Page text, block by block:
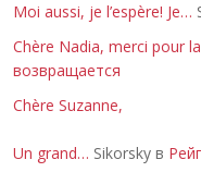
Moi aussi, je l’espère! Je…
Chère Nadia, merci pour
возвращается
Chère Suzanne,
Un grand… Sikorsky в